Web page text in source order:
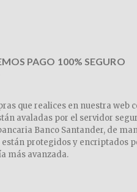
PAGO 100% SEGURO
que realices en nuestra web
avaladas por el servidor
Banco Santander, de
están protegidos y encriptados
más avanzada.